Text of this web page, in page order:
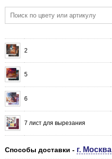
2
5
6
7 лист для вырезания
Способы доставки - г. Москва